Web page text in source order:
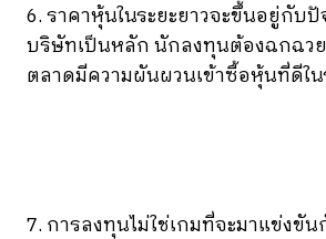
6. ราคาหุ้นในระยะยาวจะขึ้นอยู่กับ
บริษัทเป็นหลัก นักลงทุนต้องฉกฉว
ตลาดมีความผันผวนเข้าซื้อหุ้นที่ดีใ
7. การลงทุนไม่ใช่เกมที่จะมาแข่งขั